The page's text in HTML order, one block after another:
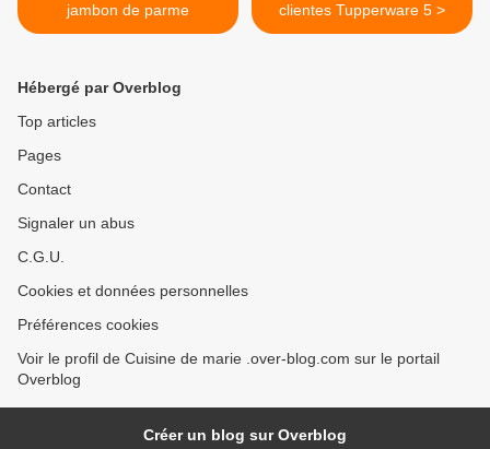
jambon de parme
clientes Tupperware 5 >
Hébergé par Overblog
Top articles
Pages
Contact
Signaler un abus
C.G.U.
Cookies et données personnelles
Préférences cookies
Voir le profil de Cuisine de marie .over-blog.com sur le portail
Overblog
Créer un blog sur Overblog